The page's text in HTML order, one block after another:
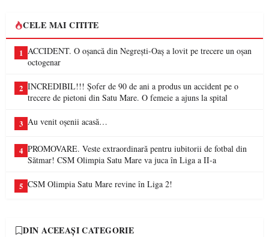
CELE MAI CITITE
1 ACCIDENT. O oșancă din Negrești-Oaș a lovit pe trecere un oșan
octogenar
2 INCREDIBIL!!! Șofer de 90 de ani a produs un accident pe o
trecere de pietoni din Satu Mare. O femeie a ajuns la spital
3 Au venit oșenii acasă…
4 PROMOVARE. Veste extraordinară pentru iubitorii de fotbal din
Sătmar! CSM Olimpia Satu Mare va juca în Liga a II-a
5 CSM Olimpia Satu Mare revine în Liga 2!
DIN ACEEAȘI CATEGORIE